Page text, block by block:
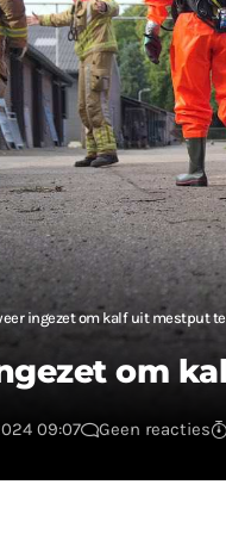
ingezet om kalf uit mestput
om
09:07 Geen reacties